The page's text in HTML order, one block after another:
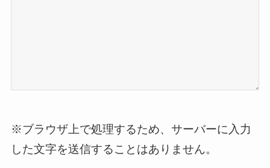
※ブラウザ上で処理するため、サーバーに入力
した文字を送信することはありません。